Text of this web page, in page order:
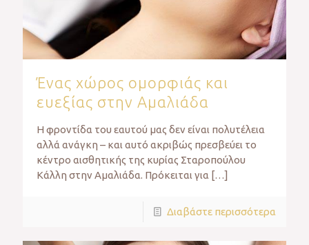
Ένας χώρος ομορφιάς και
ευεξίας στην Αμαλιάδα
Η φροντίδα του εαυτού μας δεν είναι πολυτέλεια
αλλά ανάγκη – και αυτό ακριβώς πρεσβεύει το
κέντρο αισθητικής της κυρίας Σταροπούλου
Κάλλη στην Αμαλιάδα. Πρόκειται για […]
Διαβάστε περισσότερα